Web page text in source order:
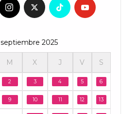
septiembre 2025
M X J V S
2 3 4 5 6
9 10 11 12 13